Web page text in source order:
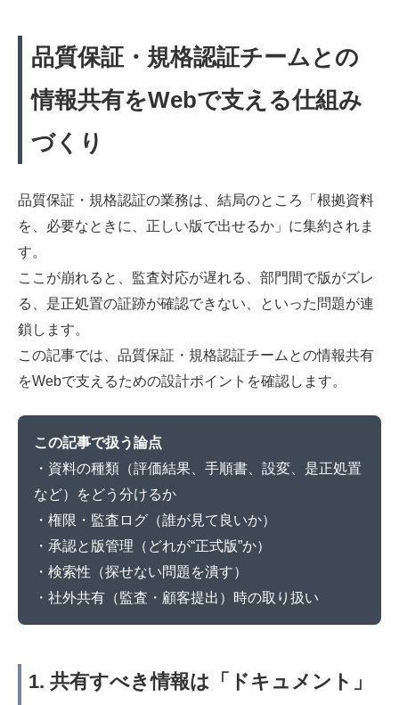
品質保証・規格認証チームとの
情報共有をWebで支える仕組み
づくり
品質保証・規格認証の業務は、結局のところ「根拠資料
を、必要なときに、正しい版で出せるか」に集約されま
す。
ここが崩れると、監査対応が遅れる、部門間で版がズレ
る、是正処置の証跡が確認できない、といった問題が連
鎖します。
この記事では、品質保証・規格認証チームとの情報共有
をWebで支えるための設計ポイントを確認します。
この記事で扱う論点
・資料の種類（評価結果、手順書、設変、是正処置
など）をどう分けるか
・権限・監査ログ（誰が見て良いか）
・承認と版管理（どれが“正式版”か）
・検索性（探せない問題を潰す）
・社外共有（監査・顧客提出）時の取り扱い
1. 共有すべき情報は「ドキュメント」